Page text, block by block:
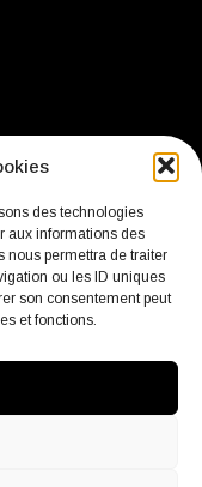
des technologies
aux informations des
nous permettra de traiter
ou les ID uniques
son consentement peut
et fonctions.